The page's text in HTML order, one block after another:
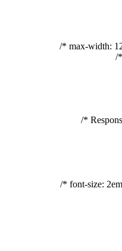
max-width:
font-size: